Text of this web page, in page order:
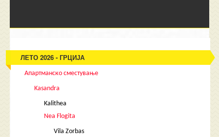
ЛЕТО 2026 - ГРЦИЈА
Апартманско сместување
Kasandra
Kalithea
Nea Flogita
Vila Zorbas